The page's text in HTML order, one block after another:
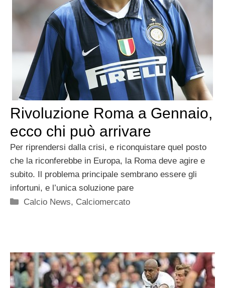
Rivoluzione Roma a Gennaio,
ecco chi può arrivare
Per riprendersi dalla crisi, e riconquistare quel posto
che la riconferebbe in Europa, la Roma deve agire e
subito. Il problema principale sembrano essere gli
infortuni, e l’unica soluzione pare
Categorie
Calcio News, Calciomercato